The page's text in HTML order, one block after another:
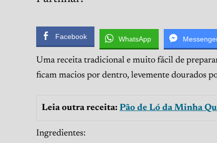
Facebook WhatsApp
Uma receita tradicional e muito fácil de
ficam macios por dentro, levemente dourados
Leia outra receita: Pão de Ló da Minha
Ingredientes: